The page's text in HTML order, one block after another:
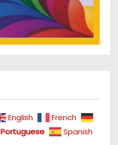
English
French
Portuguese Spanish